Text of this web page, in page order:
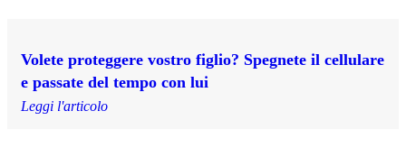
Volete proteggere vostro figlio? Spegnete il cellulare
e passate del tempo con lui
Leggi l'articolo